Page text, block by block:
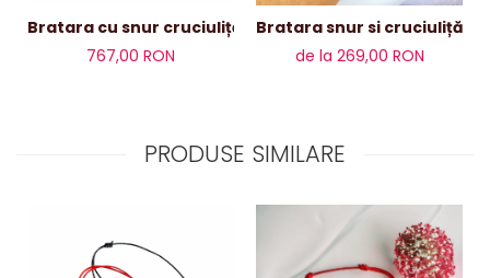
Bratara cu snur cruciuliță , lănțișor și bile aur 14 k
767,00 RON
Bratara snur si cruciuliță
de la 269,00 RON
PRODUSE SIMILARE